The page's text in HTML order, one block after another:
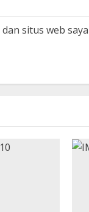
dan situs web